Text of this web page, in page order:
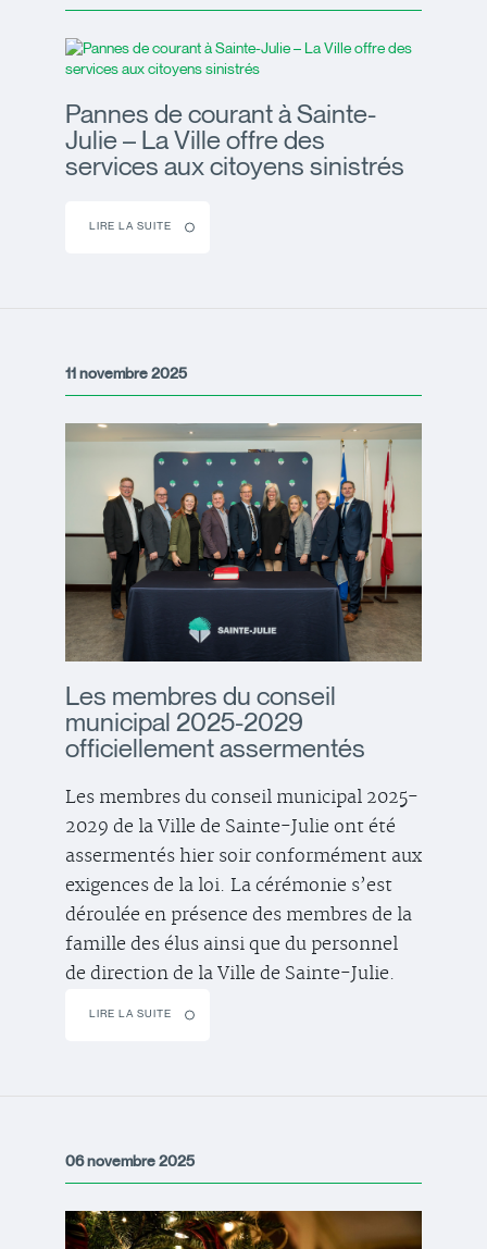
Pannes de courant à Sainte-
Julie – La Ville offre des
services aux citoyens sinistrés
LIRE LA SUITE
11 novembre 2025
Les membres du conseil
municipal 2025-2029
officiellement assermentés
Les membres du conseil municipal 2025-
2029 de la Ville de Sainte-Julie ont été
assermentés hier soir conformément aux
exigences de la loi. La cérémonie s’est
déroulée en présence des membres de la
famille des élus ainsi que du personnel
de direction de la Ville de Sainte-Julie.
LIRE LA SUITE
06 novembre 2025